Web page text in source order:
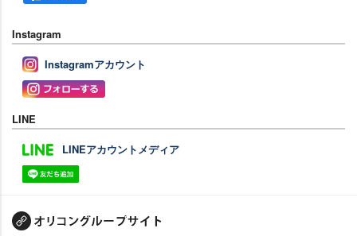
Instagram
Instagramアカウント
LINE
LINEアカウントメディア